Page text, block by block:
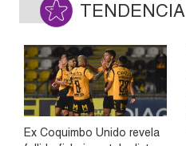
TENDENCIA
Ex Coquimbo Unido revela